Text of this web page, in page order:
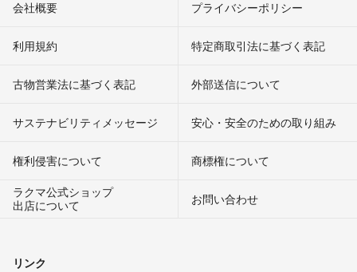
会社概要 プライバシーポリシー
利用規約 特定商取引法に基づく表記
古物営業法に基づく表記 外部送信について
サステナビリティメッセージ 安心・安全のための取り組み
権利侵害について
商標権について
ラクマ公式ショップ
出店について
お問い合わせ
リンク